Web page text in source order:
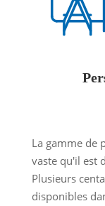
La gamme de
vaste qu'il est
Plusieurs
disponibles